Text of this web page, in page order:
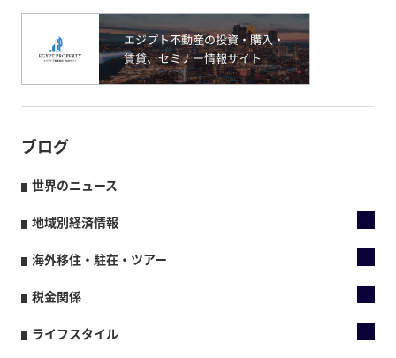
ブログ
世界のニュース
地域別経済情報
海外移住・駐在・ツアー
税金関係
ライフスタイル